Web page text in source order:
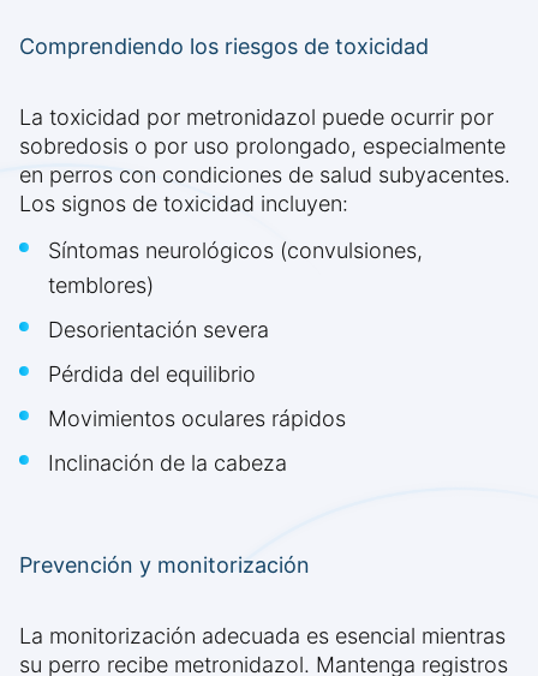
Comprendiendo los riesgos de toxicidad
La toxicidad por metronidazol puede ocurrir por
sobredosis o por uso prolongado, especialmente
en perros con condiciones de salud subyacentes.
Los signos de toxicidad incluyen:
Síntomas neurológicos (convulsiones,
temblores)
Desorientación severa
Pérdida del equilibrio
Movimientos oculares rápidos
Inclinación de la cabeza
Prevención y monitorización
La monitorización adecuada es esencial mientras
su perro recibe metronidazol. Mantenga registros